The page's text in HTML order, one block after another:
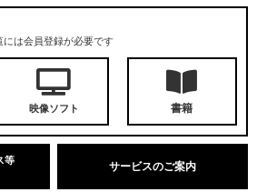
には会員登録が必要です
映像ソフト 書籍
等
サービスのご案内